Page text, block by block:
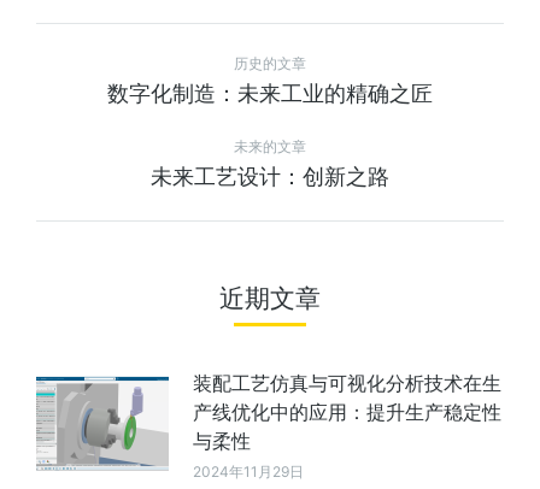
历史的文章
数字化制造：未来工业的精确之匠
未来的文章
未来工艺设计：创新之路
近期文章
装配工艺仿真与可视化分析技术在生
产线优化中的应用：提升生产稳定性
与柔性
2024年11月29日